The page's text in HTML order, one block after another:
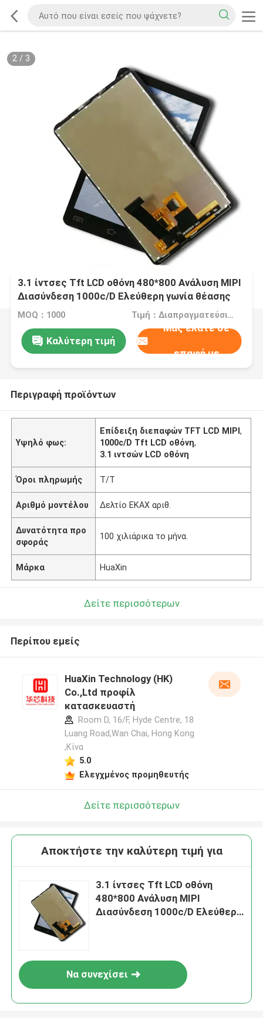
2/ 3
3.1 ίντσες Tft LCD οθόνη 480*800 Ανάλυση MIPI
Διασύνδεση 1000c/D Ελεύθερη γωνία θέασης
MOQ：1000 Τιμή：Διαπραγματεύσιμα
Καλύτερη τιμή
Μας ελάτε σε
επαφή με
Περιγραφή προϊόντων
Υψηλό φως:
Επίδειξη διεπαφών TFT LCD MIPI,
1000c/D Tft LCD οθόνη,
3.1 ιντσών LCD οθόνη
Όροι πληρωμής Τ/Τ
Αριθμό μοντέλου Δελτίο ΕΚΑΧ αριθ.
Δυνατότητα προ
σφοράς
100 χιλιάρικα το μήνα.
Μάρκα HuaXin
Δείτε περισσότερων
Περίπου εμείς
HuaXin Technology (HK)
Co.,Ltd προφίλ
κατασκευαστή
Room D, 16/F, Hyde Centre, 18
Luang Road,Wan Chai, Hong Kong
,Κίνα
5.0
Ελεγχμένος προμηθευτής
Δείτε περισσότερων
Αποκτήστε την καλύτερη τιμή για
3.1 ίντσες Tft LCD οθόνη
480*800 Ανάλυση MIPI
Διασύνδεση 1000c/D Ελεύθερη
Να συνεχίσει